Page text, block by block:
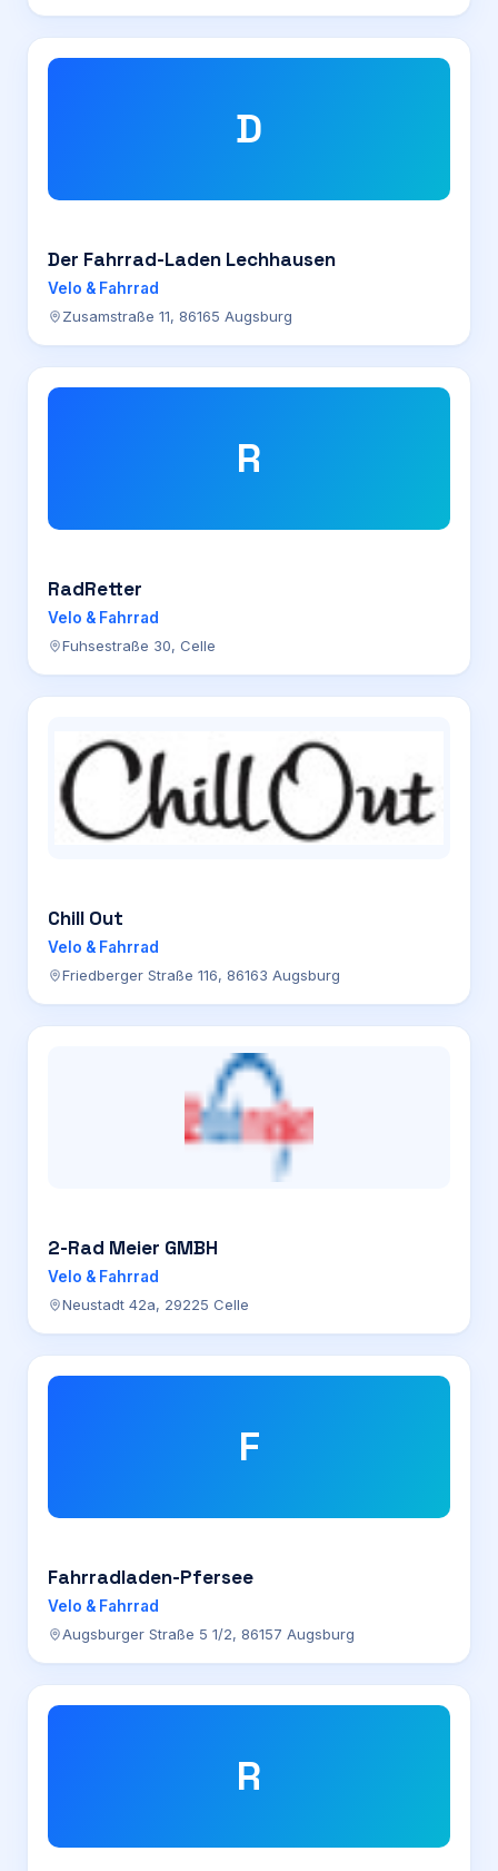
D
Der Fahrrad-Laden Lechhausen
Velo & Fahrrad
Zusamstraße 11, 86165 Augsburg
R
RadRetter
Velo & Fahrrad
Fuhsestraße 30, Celle
Chill Out
Velo & Fahrrad
Friedberger Straße 116, 86163 Augsburg
2-Rad Meier GMBH
Velo & Fahrrad
Neustadt 42a, 29225 Celle
F
Fahrradladen-Pfersee
Velo & Fahrrad
Augsburger Straße 5 1/2, 86157 Augsburg
R